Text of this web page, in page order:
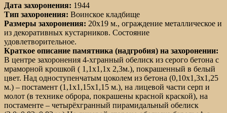
Дата захоронения: 1944
Тип захоронения: Воинское кладбище
Размеры захоронения: 20х19 м., ограждение металлическое и
из декоративных кустарников. Состояние
удовлетворительное.
Краткое описание памятника (надгробия) на захоронении:
В центре захоронения 4-хгранный обелиск из серого бетона с
мраморной крошкой ( 1,1х1,1х 2,3м.), покрашенный в белый
цвет. Над одноступенчатым цоколем из бетона (0,10х1,3х1,25
м.) – постамент (1,1х1,15х1,15 м.), на лицевой части серп и
молот (в технике оброра, покрашены красной краской), на
постаменте – четырёхгранный пирамидальный обелиск